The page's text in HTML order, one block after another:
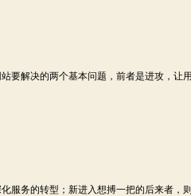
要解决的两个基本问题，前者是进攻，让
服务的转型；新进入想搏一把的后来者，